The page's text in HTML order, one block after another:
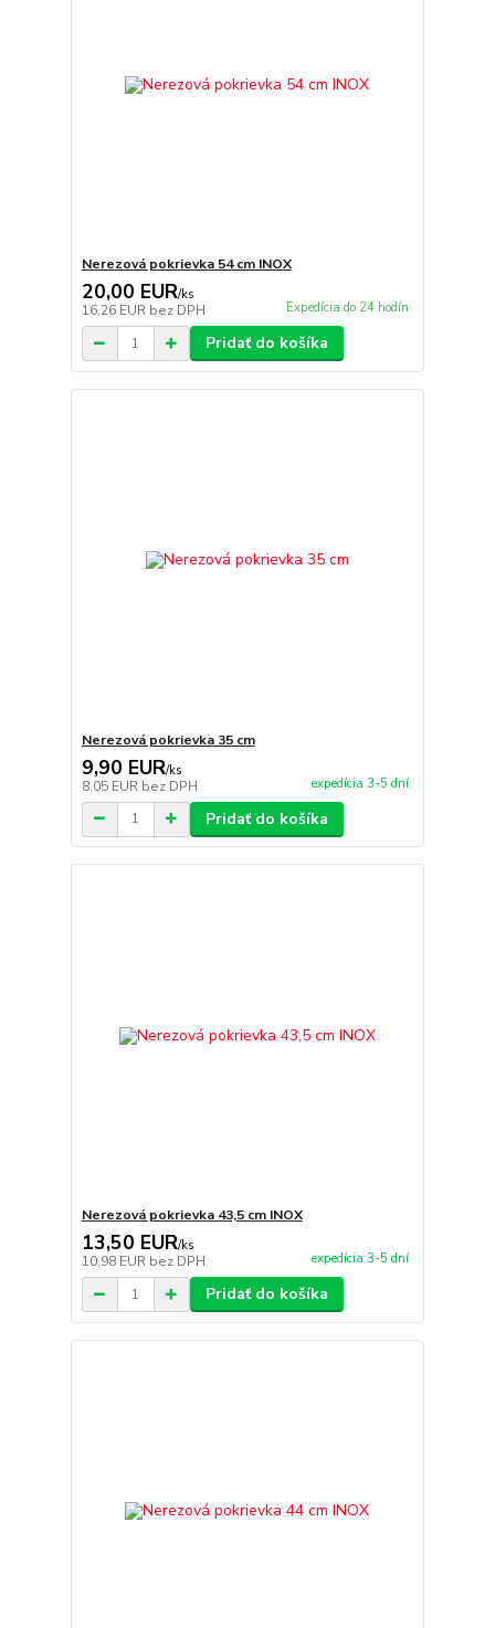
Nerezová pokrievka 54 cm INOX
20,00 EUR/ks
16,26 EUR bez DPH Expedícia do 24 hodín
Pridať do košíka
Nerezová pokrievka 35 cm
9,90 EUR/ks
8,05 EUR bez DPH expedícia 3-5 dní
Pridať do košíka
Nerezová pokrievka 43,5 cm INOX
13,50 EUR/ks
10,98 EUR bez DPH expedícia 3-5 dní
Pridať do košíka